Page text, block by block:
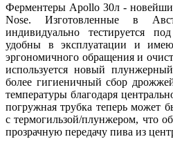
Ферментеры Apollo 30л -
Nose. Изготовленные в
индивидуально тестируется
удобны в эксплуатации и
эргономичного обращения и
используется новый
более гигиеничный сбор
температуры благодаря
погружная трубка теперь может
с термогильзой/плунжером, что
прозрачную передачу пива из